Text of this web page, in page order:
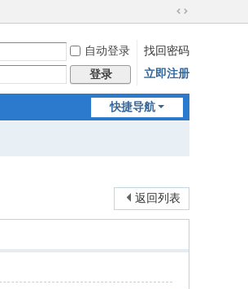
切
到
宽
自动登录
找回密码
登录
立即注册
快捷导航
返回列表